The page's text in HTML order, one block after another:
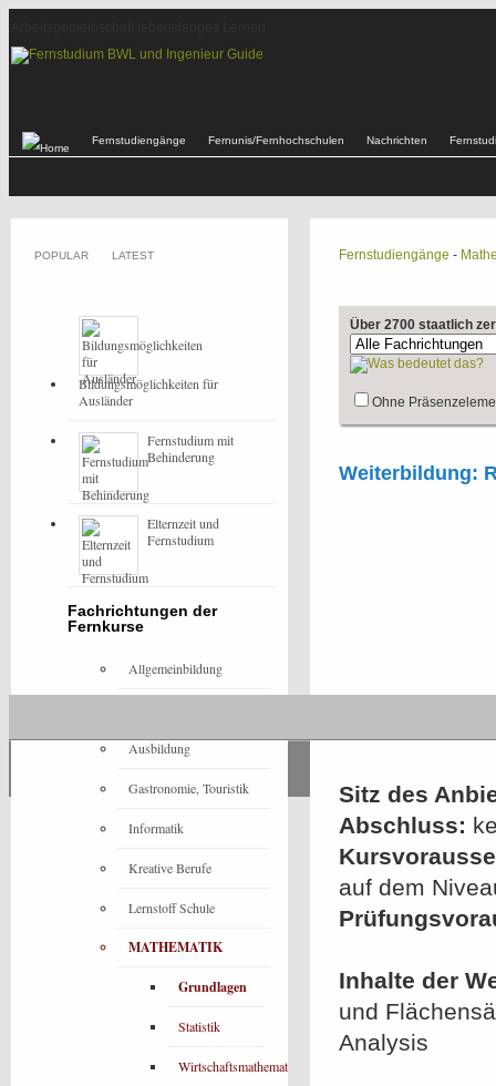
Fernstudiengänge Fernunis/Fernhochschulen Nachrichten
Fernstudiengänge -
Über 2700 staatlich
Ohne
Weiterbildung:
Sitz des
Abschluss:
auf dem
Inhalte der
und
Analysis
POPULAR LATEST
Bildungsmöglichkeiten für
Ausländer
Fernstudium mit
Behinderung
Elternzeit und
Fernstudium
Fachrichtungen der
Fernkurse
Allgemeinbildung
Ausbildung
Gastronomie, Touristik
Informatik
Kreative Berufe
Lernstoff Schule
MATHEMATIK
Grundlagen
Statistik
Wirtschaftsmathematik